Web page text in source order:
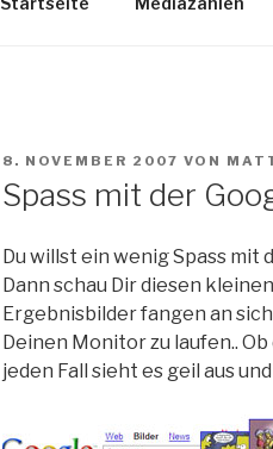
VERÖFFENTLICHT
8. NOVEMBER 2007 VON
Spass mit der
Du willst ein wenig Spass mit
Dann schau Dir diesen
Ergebnisbilder fangen an
Deinen Monitor zu laufen..
jeden Fall sieht es geil aus